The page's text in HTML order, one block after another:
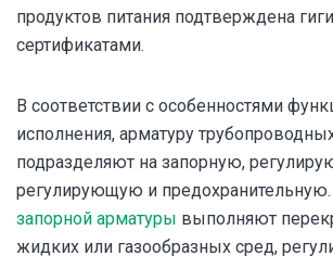
продуктов питания подтверждена
сертификатами.
В соответствии с особенностями
исполнения, арматуру
подразделяют на запорную,
регулирующую и
запорной арматуры выполняют
жидких или газообразных сред,